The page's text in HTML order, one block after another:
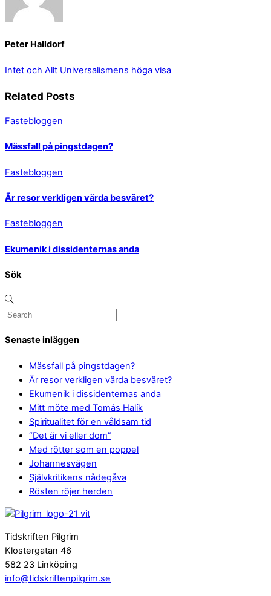
Peter Halldorf
Intet och Allt Universalismens höga visa
Related Posts
Fastebloggen
Mässfall på pingstdagen?
Fastebloggen
Är resor verkligen värda besväret?
Fastebloggen
Ekumenik i dissidenternas anda
Sök
Senaste inläggen
Mässfall på pingstdagen?
Är resor verkligen värda besväret?
Ekumenik i dissidenternas anda
Mitt möte med Tomás Halík
Spiritualitet för en våldsam tid
“Det är vi eller dom”
Med rötter som en poppel
Johannesvägen
Självkritikens nådegåva
Rösten röjer herden
Tidskriften Pilgrim
Klostergatan 46
582 23 Linköping
info@tidskriftenpilgrim.se